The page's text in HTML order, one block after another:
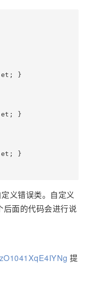
}
}
}
义错误类。自定义
面的代码会进行说
提